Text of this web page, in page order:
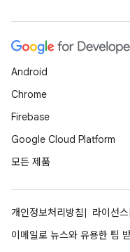
Android
Chrome
Firebase
Google Cloud Platform
모든 제품
개인정보처리방침 라이선스
이메일로 뉴스와 유용한 팁